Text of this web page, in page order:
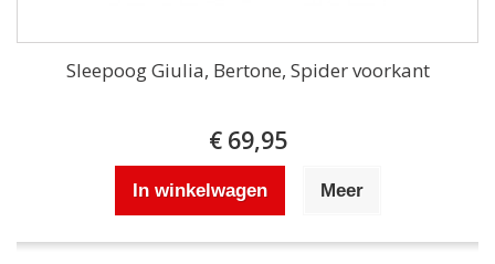
Sleepoog Giulia, Bertone, Spider voorkant
€ 69,95
In winkelwagen Meer